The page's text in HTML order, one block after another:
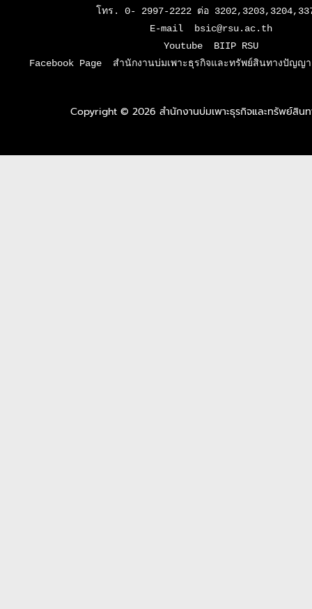
โทร. 0- 2997-2222 ต่อ
E-mail  bsic@rsu.ac.th
Youtube  BIIP RSU
Facebook Page  สำนักงานบ่มเพาะธุรกิจและทรัพย์สินทางปัญญ
Copyright © 2026 สำนักงานบ่มเพาะธุรกิจและทรัพย์สิ